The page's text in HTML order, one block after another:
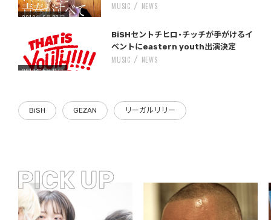
2019年6月28日
MUSIC NEWS
BiSHセントチヒロ・チッチが手がけるイ
ベントにeastern youth出演決定
2019年5月11日
MUSIC NEWS
BiSH GEZAN リーガルリリー